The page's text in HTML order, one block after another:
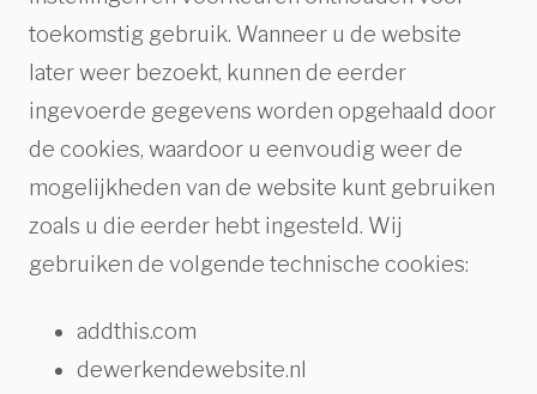
toekomstig gebruik. Wanneer u de website
later weer bezoekt, kunnen de eerder
ingevoerde gegevens worden opgehaald door
de cookies, waardoor u eenvoudig weer de
mogelijkheden van de website kunt gebruiken
zoals u die eerder hebt ingesteld. Wij
gebruiken de volgende technische cookies:
addthis.com
dewerkendewebsite.nl